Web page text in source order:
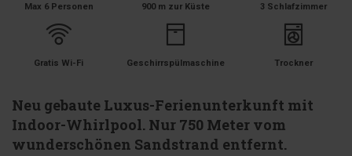
Max 6 Personen 900 m zur Küste 3 Schlafzimmer
Gratis Wi-Fi Geschirrspülmaschine Trockner
Neu gebaute Luxus-Ferienunterkunft mit
Indoor-Whirlpool. Nur 750 Meter vom
wunderschönen Sandstrand entfernt.